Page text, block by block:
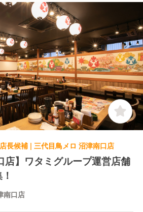
長候補 | 三代目鳥メロ 沼津南口店
店】ワタミグループ運営店舗
南口店